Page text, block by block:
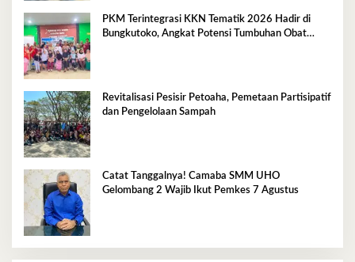
PKM Terintegrasi KKN Tematik 2026 Hadir di
Bungkutoko, Angkat Potensi Tumbuhan Obat
Revitalisasi Pesisir Petoaha, Pemetaan Partisipatif
dan Pengelolaan Sampah
Catat Tanggalnya! Camaba SMM UHO
Gelombang 2 Wajib Ikut Pemkes 7 Agustus